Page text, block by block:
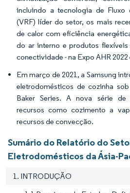
incluindo a tecnologia de Fluxo
(VRF) líder do setor, os mais
de calor com eficiência
do ar interno e produtos
conectividade - na Expo AHR 2022
Em março de 2021, a Samsung
eletrodomésticos de cozinha
Baker Series. A nova série de
recursos como cozimento a
recursos de convecção.
Sumário do Relatório do
Eletrodomésticos da Ásia-
1. INTRODUÇÃO